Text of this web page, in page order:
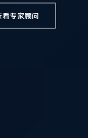
看专家顾问